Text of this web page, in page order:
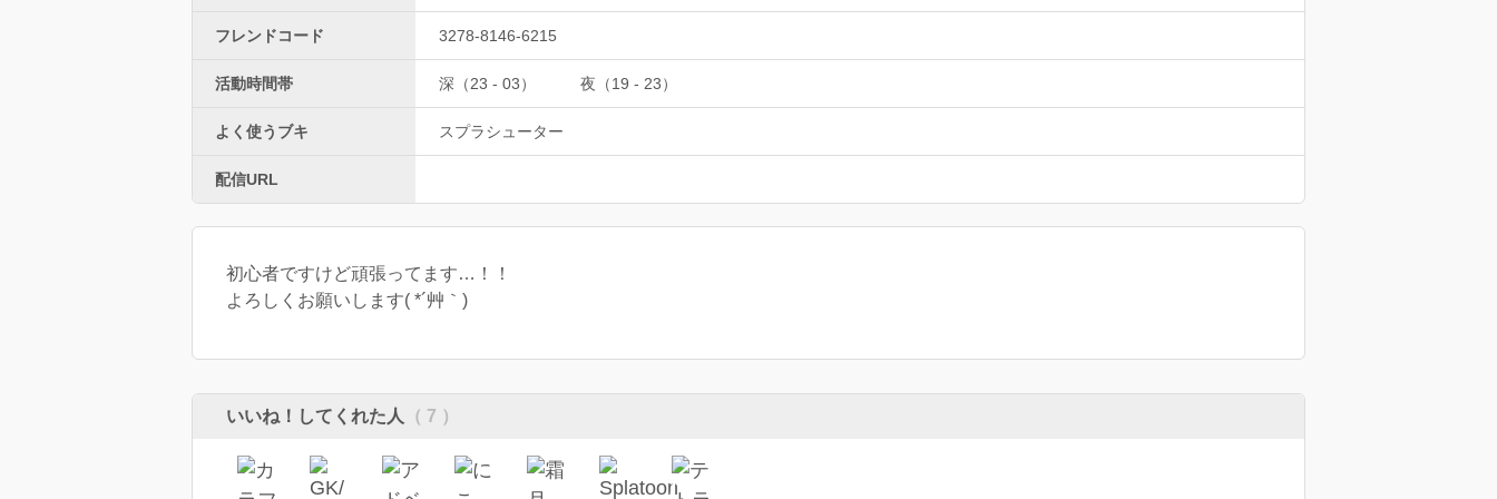
フレンドコード 3278-8146-6215
活動時間帯 深（23 - 03） 夜（19 - 23）
よく使うブキ スプラシューター
配信URL
初心者ですけど頑張ってます…！！
よろしくお願いします( *´艸｀)
いいね！してくれた人 （ 7 ）